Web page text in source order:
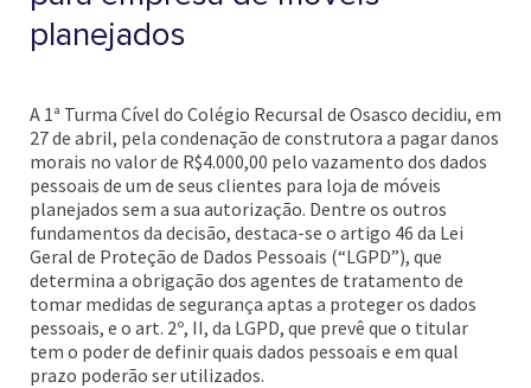
planejados
A 1ª Turma Cível do Colégio Recursal de Osasco decidiu, em
27 de abril, pela condenação de construtora a pagar danos
morais no valor de R$4.000,00 pelo vazamento dos dados
pessoais de um de seus clientes para loja de móveis
planejados sem a sua autorização. Dentre os outros
fundamentos da decisão, destaca-se o artigo 46 da Lei
Geral de Proteção de Dados Pessoais (“LGPD”), que
determina a obrigação dos agentes de tratamento de
tomar medidas de segurança aptas a proteger os dados
pessoais, e o art. 2º, II, da LGPD, que prevê que o titular
tem o poder de definir quais dados pessoais e em qual
prazo poderão ser utilizados.